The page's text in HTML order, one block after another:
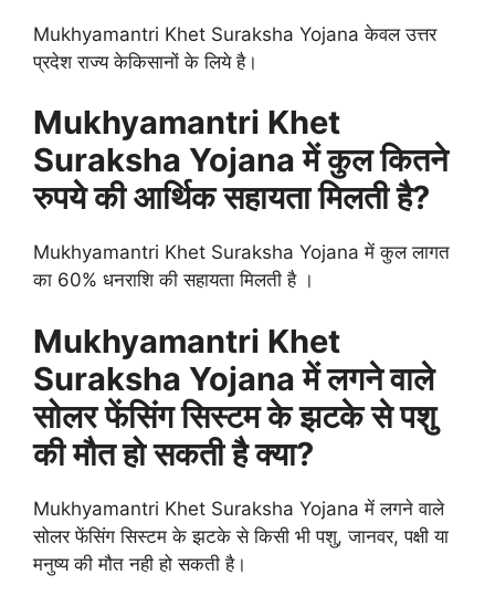
Mukhyamantri Khet Suraksha Yojana केवल उत्तर
प्रदेश राज्य केकिसानों के लिये है।
Mukhyamantri Khet
Suraksha Yojana में कुल कितने
रुपये की आर्थिक सहायता मिलती है?
Mukhyamantri Khet Suraksha Yojana में कुल लागत
का 60% धनराशि की सहायता मिलती है ।
Mukhyamantri Khet
Suraksha Yojana में लगने वाले
सोलर फेंसिंग सिस्टम के झटके से पशु
की मौत हो सकती है क्या?
Mukhyamantri Khet Suraksha Yojana में लगने वाले
सोलर फेंसिंग सिस्टम के झटके से किसी भी पशु, जानवर, पक्षी या
मनुष्य की मौत नही हो सकती है।